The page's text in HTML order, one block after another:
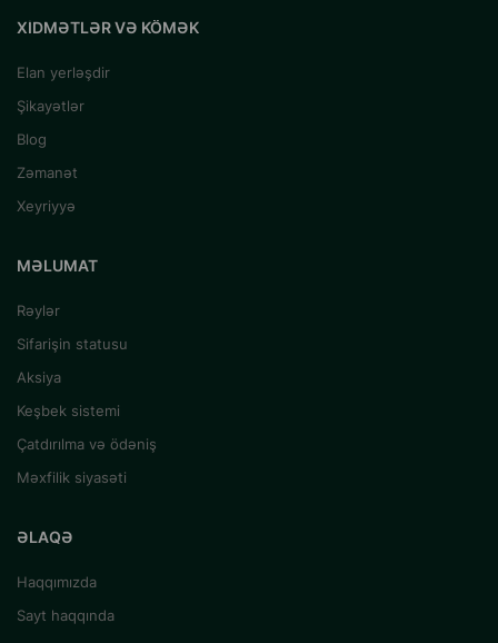
XIDMƏTLƏR VƏ KÖMƏK
Elan yerləşdir
Şikayətlər
Blog
Zəmanət
Xeyriyyə
MƏLUMAT
Rəylər
Sifarişin statusu
Aksiya
Keşbek sistemi
Çatdırılma və ödəniş
Məxfilik siyasəti
ƏLAQƏ
Haqqımızda
Sayt haqqında